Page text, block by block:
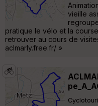
vieille
pratique le vélo et la
retrouver au cours de
aclmarly.free.fr/ »